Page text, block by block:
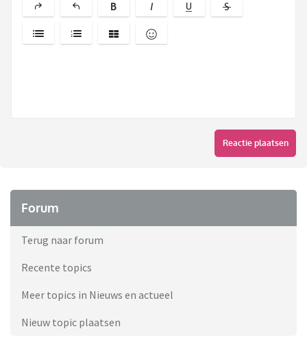
Reactie plaatsen
Forum
Terug naar forum
Recente topics
Meer topics in Nieuws en actueel
Nieuw topic plaatsen